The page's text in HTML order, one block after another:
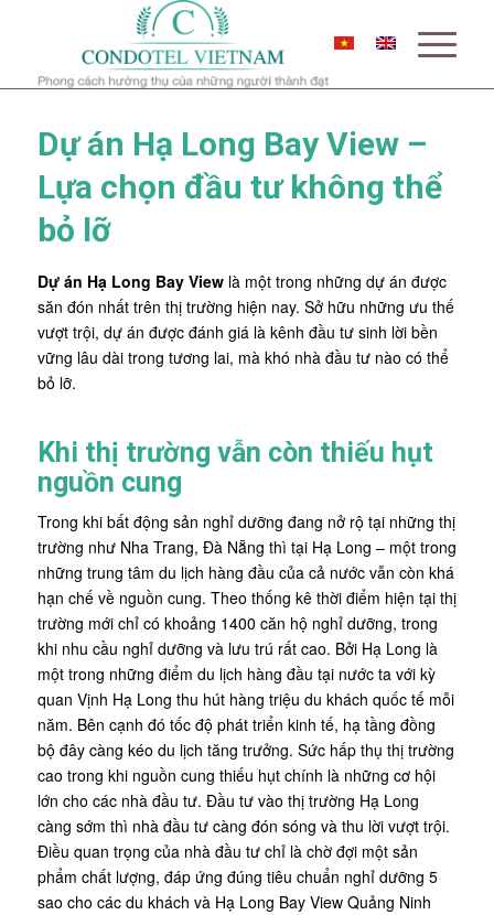
Dự án Hạ Long Bay View –
Lựa chọn đầu tư không thể
bỏ lỡ
Dự án Hạ Long Bay Viewlà một trong những dự án được
săn đón nhất trên thị trường hiện nay. Sở hữu những ưu thế
vượt trội, dự án được đánh giá là kênh đầu tư sinh lời bền
vững lâu dài trong tương lai, mà khó nhà đầu tư nào có thể
bỏ lỡ.
Khi thị trường vẫn còn thiếu hụt
nguồn cung
Trong khi bất động sản nghỉ dưỡng đang nở rộ tại những thị
trường như Nha Trang, Đà Nẵng thì tại Hạ Long – một trong
những trung tâm du lịch hàng đầu của cả nước vẫn còn khá
hạn chế về nguồn cung. Theo thống kê thời điểm hiện tại thị
trường mới chỉ có khoảng 1400 căn hộ nghỉ dưỡng, trong
khi nhu cầu nghỉ dưỡng và lưu trú rất cao. Bởi Hạ Long là
một trong những điểm du lịch hàng đầu tại nước ta với kỳ
quan Vịnh Hạ Long thu hút hàng triệu du khách quốc tế mỗi
năm. Bên cạnh đó tốc độ phát triển kinh tế, hạ tầng đồng
bộ đây càng kéo du lịch tăng trưởng. Sức hấp thụ thị trường
cao trong khi nguồn cung thiếu hụt chính là những cơ hội
lớn cho các nhà đầu tư. Đầu tư vào thị trường Hạ Long
càng sớm thì nhà đầu tư càng đón sóng và thu lời vượt trội.
Điều quan trọng của nhà đầu tư chỉ là chờ đợi một sản
phẩm chất lượng, đáp ứng đúng tiêu chuẩn nghỉ dưỡng 5
sao cho các du khách và Hạ Long Bay View Quảng Ninh